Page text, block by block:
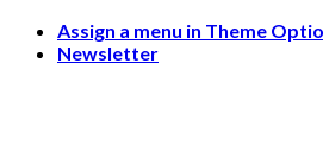
Skip
Assign a menu in Theme
Newsletter